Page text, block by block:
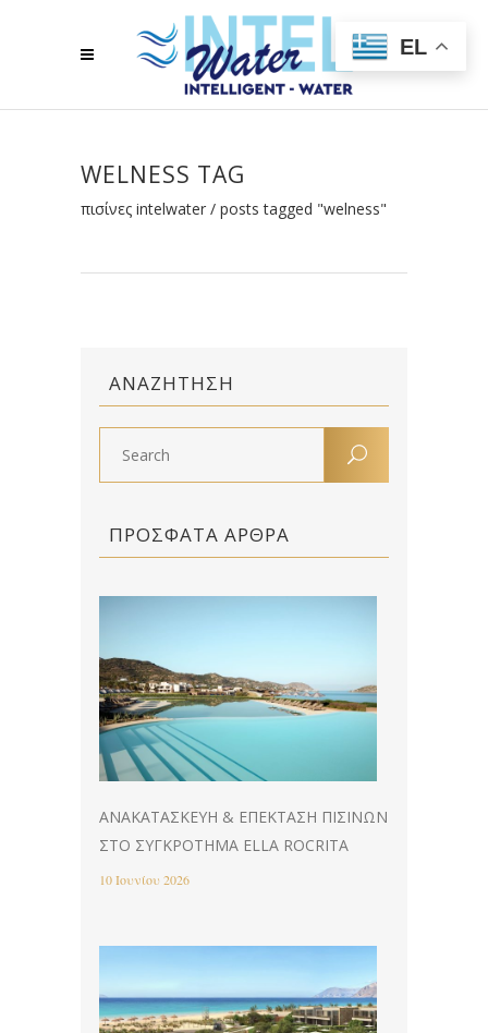
WELNESS TAG
πισίνες intelwater / posts tagged "welness"
ΑΝΑΖΉΤΗΣΗ
ΠΡΌΣΦΑΤΑ ΆΡΘΡΑ
ΑΝΑΚΑΤΑΣΚΕΥΉ & EΠΈΚΤΑΣΗ ΠΙΣΊΝΩΝ
ΣΤΟ ΣΥΓΚΡΌΤΗΜΑ ELLA ROCRITA
10 Ιουνίου 2026
EL